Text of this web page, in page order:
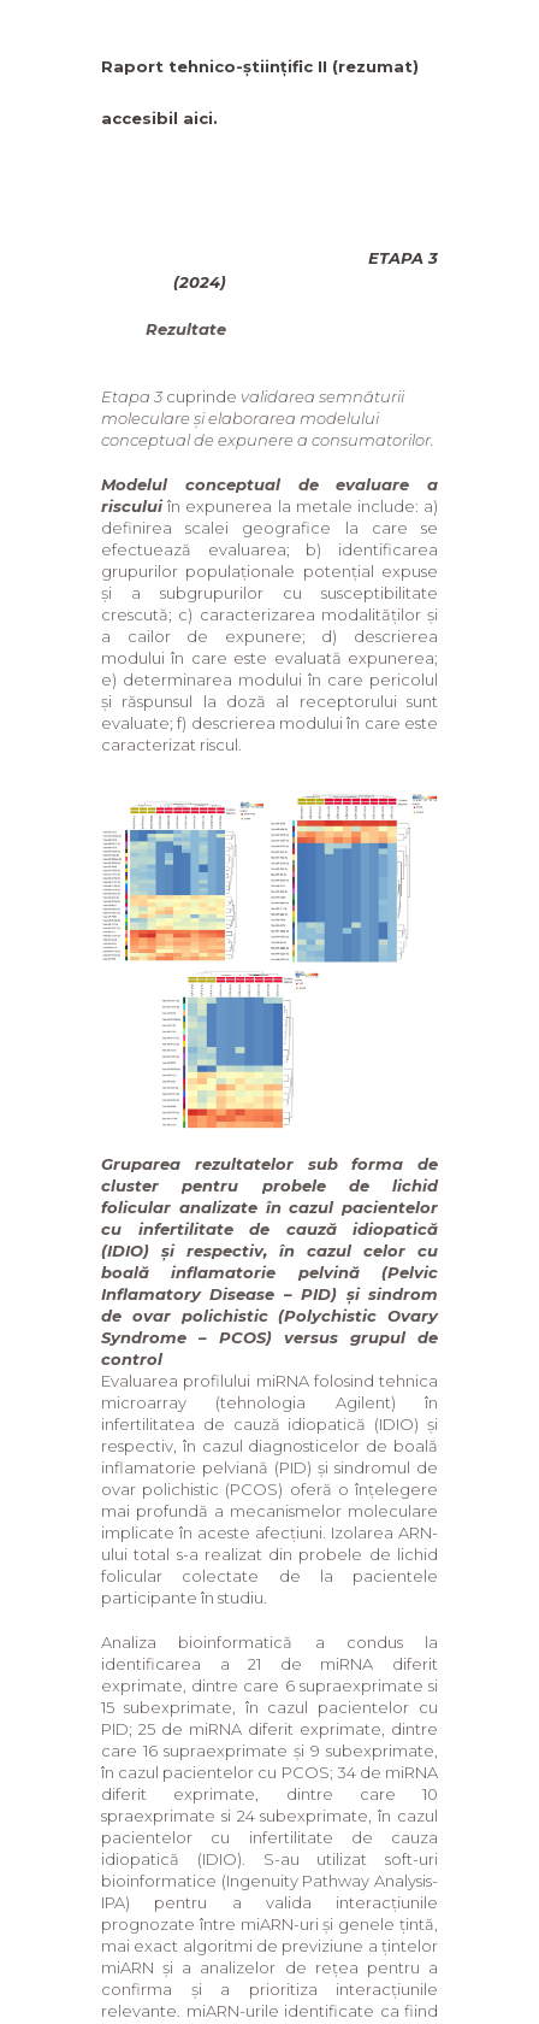
Raport tehnico-științific II (rezumat)
accesibil aici.
ETAPA 3
(2024)
Rezultate
Etapa 3cuprinde validarea semnăturii
moleculare șielaborarea modelului
conceptual de expunere a consumatorilor.
Modelul conceptual de evaluare a
risculuiîn expunerea la metale include: a)
definirea scalei geografice la care se
efectuează evaluarea; b) identificarea
grupurilor populaționale potențial expuse
și a subgrupurilor cu susceptibilitate
crescută; c) caracterizarea modalităților și
a cailor de expunere; d) descrierea
modului în care este evaluată expunerea;
e) determinarea modului în care pericolul
și răspunsul la doză al receptorului sunt
evaluate; f) descrierea modului în care este
caracterizat riscul.
Gruparea rezultatelor sub forma de
cluster pentru probele de lichid
folicular analizate în cazul pacientelor
cu infertilitate de cauză idiopatică
(IDIO) și respectiv, în cazul celor cu
boală inflamatorie pelvină (Pelvic
Inflamatory Disease – PID) și sindrom
de ovar polichistic (Polychistic Ovary
Syndrome – PCOS) versus grupul de
control
Evaluarea profilului miRNA folosind tehnica
microarray (tehnologia Agilent) în
infertilitatea de cauză idiopatică (IDIO) și
respectiv, în cazul diagnosticelor de boală
inflamatorie pelviană (PID) și sindromul de
ovar polichistic (PCOS) oferă o înțelegere
mai profundă a mecanismelor moleculare
implicate în aceste afecțiuni. Izolarea ARN-
ului total s-a realizat din probele de lichid
folicular colectate de la pacientele
participante în studiu.
Analiza bioinformatică a condus la
identificarea a 21 de miRNA diferit
exprimate, dintre care 6 supraexprimate si
15 subexprimate, în cazul pacientelor cu
PID; 25 de miRNA diferit exprimate, dintre
care 16 supraexprimate și 9 subexprimate,
în cazul pacientelor cu PCOS; 34 de miRNA
diferit exprimate, dintre care 10
spraexprimate si 24 subexprimate, în cazul
pacientelor cu infertilitate de cauza
idiopatică (IDIO). S-au utilizat soft-uri
bioinformatice (Ingenuity Pathway Analysis-
IPA) pentru a valida interacțiunile
prognozate între miARN-uri și genele țintă,
mai exact algoritmi de previziune a țintelor
miARN și a analizelor de rețea pentru a
confirma și a prioritiza interacțiunile
relevante. miARN-urile identificate ca fiind